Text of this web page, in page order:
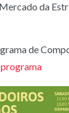
da
de